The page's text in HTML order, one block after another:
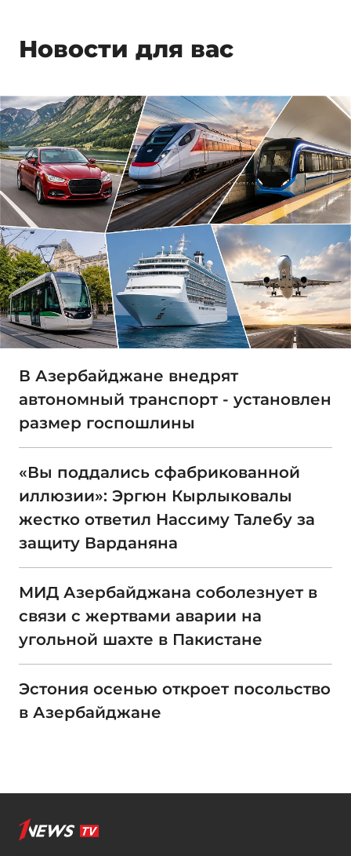
Новости для вас
В Азербайджане внедрят
автономный транспорт - установлен
размер госпошлины
«Вы поддались сфабрикованной
иллюзии»: Эргюн Кырлыковалы
жестко ответил Нассиму Талебу за
защиту Варданяна
МИД Азербайджана соболезнует в
связи с жертвами аварии на
угольной шахте в Пакистане
Эстония осенью откроет посольство
в Азербайджане